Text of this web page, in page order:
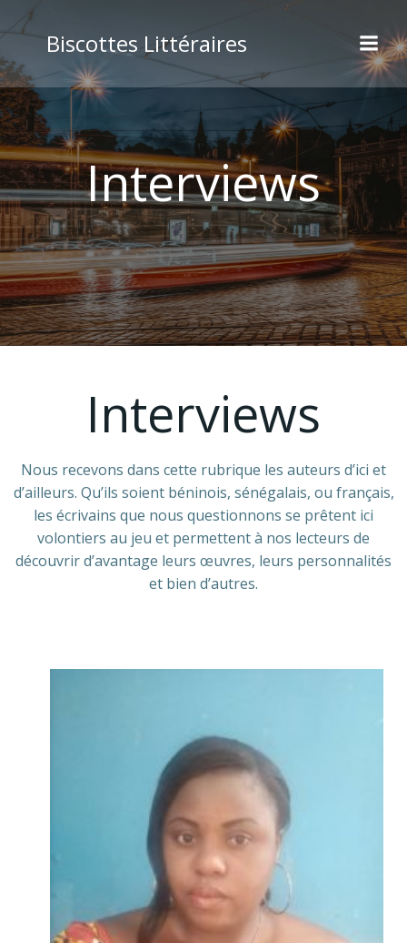
Biscottes Littéraires
Interviews
Interviews
Nous recevons dans cette rubrique les auteurs d’ici et
d’ailleurs. Qu’ils soient béninois, sénégalais, ou français,
les écrivains que nous questionnons se prêtent ici
volontiers au jeu et permettent à nos lecteurs de
découvrir d’avantage leurs œuvres, leurs personnalités
et bien d’autres.